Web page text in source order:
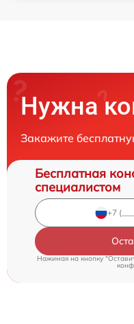
Нужна
Закажите
Бесплатная
специалистом
Нажимая на кнопку